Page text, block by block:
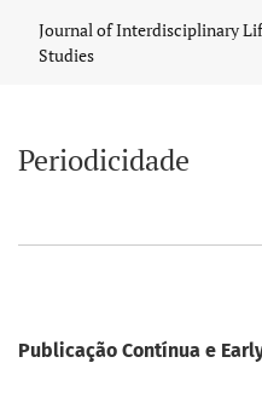
Periodicidade
Journal of Interdisciplinary
Studies
Periodicidade
Publicação Contínua e